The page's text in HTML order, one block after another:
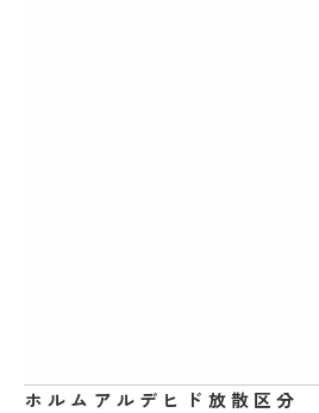
ホルムアルデヒド 放散区分